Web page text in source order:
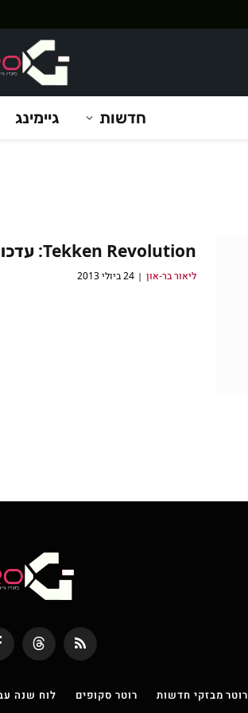
חדשות גיימינג
Tekken Revolution: עדכון ראשון גדול. היום!
ליאור בר-און 24 ביולי 2013
RSS
Threads
רוטר מבזקי חדשות רוטר סקופים לוח שנה